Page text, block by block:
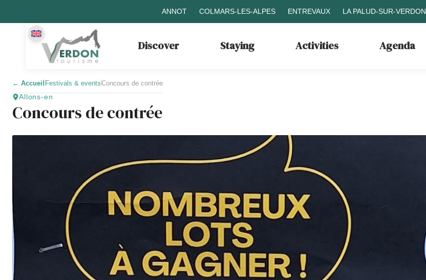
ANNOT COLMARS-LES-ALPES ENTREVAUX LA PALUD-SUR-VERDON
Discover Staying Activities Agenda
← Accueil Festivals & eventsConcours de contrée
Allons-en
Concours de contrée